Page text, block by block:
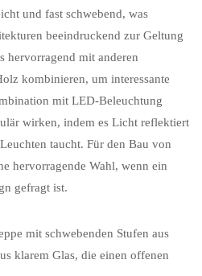
und fast schwebend, was
beeindruckend zur Geltung
hervorragend mit anderen
kombinieren, um interessante
mit LED-Beleuchtung
wirken, indem es Licht reflektiert
taucht. Für den Bau von
hervorragende Wahl, wenn ein
gefragt ist.